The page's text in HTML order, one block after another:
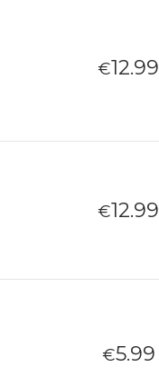
€12.99
€12.99
€5.99